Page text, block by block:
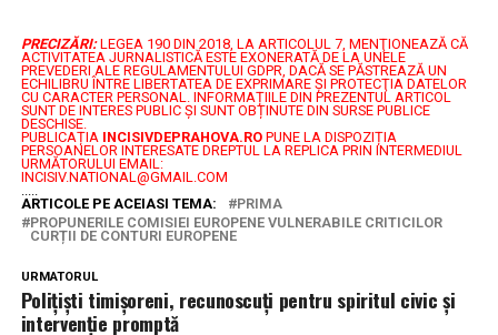
PRECIZĂRI: LEGEA 190 DIN 2018, LA ARTICOLUL 7, MENŢIONEAZĂ CĂ
ACTIVITATEA JURNALISTICĂ ESTE EXONERATĂ DE LA UNELE
PREVEDERI ALE REGULAMENTULUI GDPR, DACĂ SE PĂSTREAZĂ UN
ECHILIBRU ÎNTRE LIBERTATEA DE EXPRIMARE ŞI PROTECŢIA DATELOR
CU CARACTER PERSONAL. INFORMAȚIILE DIN PREZENTUL ARTICOL
SUNT DE INTERES PUBLIC ȘI SUNT OBȚINUTE DIN SURSE PUBLICE
DESCHISE.
PUBLICAȚIA INCISIVDEPRAHOVA.ROPUNE LA DISPOZIȚIA
PERSOANELOR INTERESATE DREPTUL LA REPLICA PRIN INTERMEDIUL
URMĂTORULUI EMAIL:
INCISIV.NATIONAL@GMAIL.COM
.....
ARTICOLE PE ACEIASI TEMA:
PRIMA
PROPUNERILE COMISIEI EUROPENE VULNERABILE CRITICILOR
CURȚII DE CONTURI EUROPENE
URMATORUL
Polițiști timișoreni, recunoscuți pentru spiritul civic și
intervenție promptă